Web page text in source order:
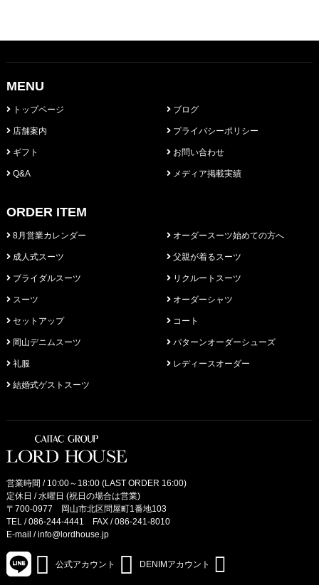
MENU
トップページ
店舗案内
ギフト
Q&A
ブログ
プライバシーポリシー
お問い合わせ
メディア掲載実績
ORDER ITEM
8月営業カレンダー
成人式スーツ
ブライダルスーツ
スーツ
セットアップ
岡山デニムスーツ
礼服
結婚式ゲストスーツ
オーダースーツ始めての方へ
父親が着るスーツ
リクルートスーツ
オーダーシャツ
コート
パターンオーダーシューズ
レディースオーダー
営業時間 / 10:00～18:00 (LAST ORDER 16:00)
定休日 / 水曜日 (祝日の場合は営業)
〒700-0977 岡山市北区問屋町1番地103
TEL /086-244-4441 FAX / 086-241-8010
E-mail /info@lordhouse.jp
公式アカウント DENIMアカウント